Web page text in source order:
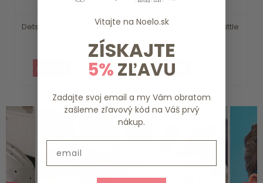
Detský batoh Fairy Garden
20.19 €
Detský batoh Farma Little
Vitajte na Noelo.sk
ZÍSKAJTE
5%ZĽAVU
Zadajte svoj email a my Vám obratom
zašleme zľavový kód na Váš prvý
nákup.